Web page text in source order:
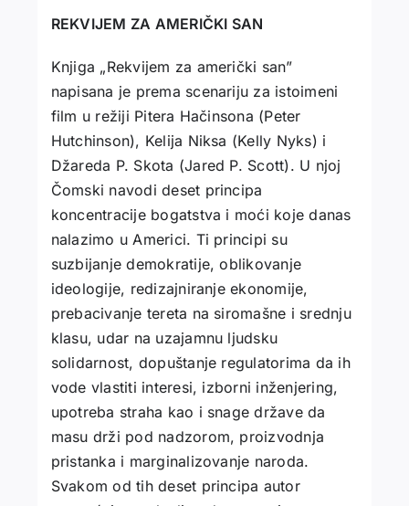
REKVIJEM ZA AMERIČKI SAN
Knjiga „Rekvijem za američki san”
napisana je prema scenariju za istoimeni
film u režiji Pitera Hačinsona (Peter
Hutchinson), Kelija Niksa (Kelly Nyks) i
Džareda P. Skota (Jared P. Scott). U njoj
Čomski navodi deset principa
koncentracije bogatstva i moći koje danas
nalazimo u Americi. Ti principi su
suzbijanje demokratije, oblikovanje
ideologije, redizajniranje ekonomije,
prebacivanje tereta na siromašne i srednju
klasu, udar na uzajamnu ljudsku
solidarnost, dopuštanje regulatorima da ih
vode vlastiti interesi, izborni inženjering,
upotreba straha kao i snage države da
masu drži pod nadzorom, proizvodnja
pristanka i marginalizovanje naroda.
Svakom od tih deset principa autor